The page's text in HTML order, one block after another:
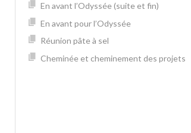
En avant l’Odyssée (suite et fin)
En avant pour l’Odyssée
Réunion pâte à sel
Cheminée et cheminement des projets